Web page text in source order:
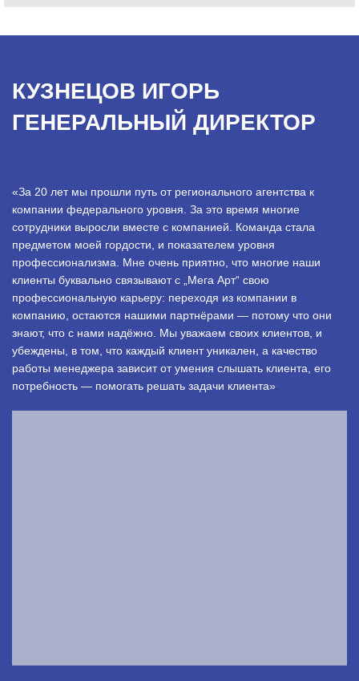
КУЗНЕЦОВ ИГОРЬ
ГЕНЕРАЛЬНЫЙ ДИРЕКТОР
«За 20 лет мы прошли путь от регионального агентства к
компании федерального уровня. За это время многие
сотрудники выросли вместе с компанией. Команда стала
предметом моей гордости, и показателем уровня
профессионализма. Мне очень приятно, что многие наши
клиенты буквально связывают с „Мега Арт“ свою
профессиональную карьеру: переходя из компании в
компанию, остаются нашими партнёрами — потому что они
знают, что с нами надёжно. Мы уважаем своих клиентов, и
убеждены, в том, что каждый клиент уникален, а качество
работы менеджера зависит от умения слышать клиента, его
потребность — помогать решать задачи клиента»